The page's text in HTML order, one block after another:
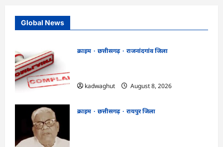
Global News
क्राइम छत्तीसगढ़
राजनांदगांव जिला
kadwaghut
August 8, 2026
क्राइम छत्तीसगढ़
रायपुर जिला